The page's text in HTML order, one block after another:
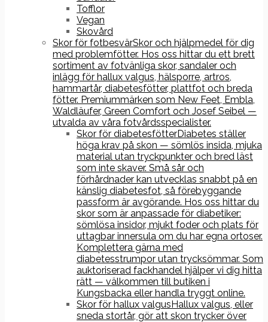
Tofflor
Vegan
Skovård
Skor för fotbesvärSkor och hjälpmedel för dig
med problemfötter. Hos oss hittar du ett brett
sortiment av fotvänliga skor, sandaler och
inlägg för hallux valgus, hälsporre, artros,
hammartår, diabetesfötter, plattfot och breda
fötter. Premiummärken som New Feet, Embla,
Waldläufer, Green Comfort och Josef Seibel —
utvalda av våra fotvårdsspecialister.
Skor för diabetesfötterDiabetes ställer
höga krav på skon — sömlös insida, mjuka
material utan tryckpunkter och bred läst
som inte skaver. Små sår och
förhårdnader kan utvecklas snabbt på en
känslig diabetesfot, så förebyggande
passform är avgörande. Hos oss hittar du
skor som är anpassade för diabetiker:
sömlösa insidor, mjukt foder och plats för
uttagbar innersula om du har egna ortoser.
Komplettera gärna med
diabetesstrumpor utan trycksömmar. Som
auktoriserad fackhandel hjälper vi dig hitta
rätt — välkommen till butiken i
Kungsbacka eller handla tryggt online.
Skor för hallux valgusHallux valgus, eller
sneda stortår, gör att skon trycker över